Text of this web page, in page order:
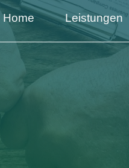
Home Leistungen